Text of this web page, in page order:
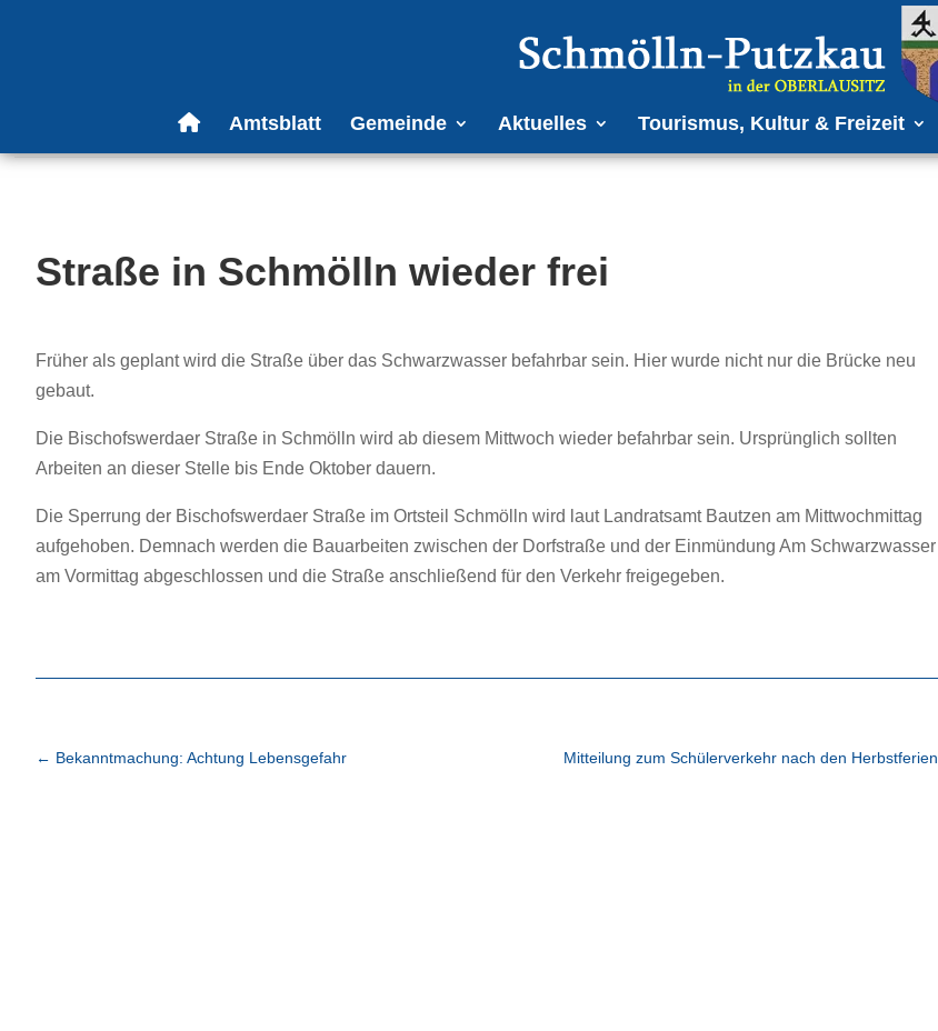
Amtsblatt Gemeinde Aktuelles Tourismus, Kultur & Freizeit
Straße in Schmölln wieder frei
Früher als geplant wird die Straße über das Schwarzwasser befahrbar sein. Hier wurde nicht nur die Brücke neu
gebaut.
Die Bischofswerdaer Straße in Schmölln wird ab diesem Mittwoch wieder befahrbar sein. Ursprünglich sollten
Arbeiten an dieser Stelle bis Ende Oktober dauern.
Die Sperrung der Bischofswerdaer Straße im Ortsteil Schmölln wird laut Landratsamt Bautzen am Mittwochmittag
aufgehoben. Demnach werden die Bauarbeiten zwischen der Dorfstraße und der Einmündung Am Schwarzwasser
am Vormittag abgeschlossen und die Straße anschließend für den Verkehr freigegeben.
← Bekanntmachung: Achtung Lebensgefahr Mitteilung zum Schülerverkehr nach den Herbstferien